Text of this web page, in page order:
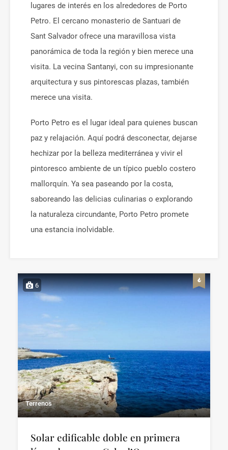
lugares de interés en los alrededores de Porto
Petro. El cercano monasterio de Santuari de
Sant Salvador ofrece una maravillosa vista
panorámica de toda la región y bien merece una
visita. La vecina Santanyi, con su impresionante
arquitectura y sus pintorescas plazas, también
merece una visita.
Porto Petro es el lugar ideal para quienes buscan
paz y relajación. Aquí podrá desconectar, dejarse
hechizar por la belleza mediterránea y vivir el
pintoresco ambiente de un típico pueblo costero
mallorquín. Ya sea paseando por la costa,
saboreando las delicias culinarias o explorando
la naturaleza circundante, Porto Petro promete
una estancia inolvidable.
6
Terrenos
Solar edificable doble en primera